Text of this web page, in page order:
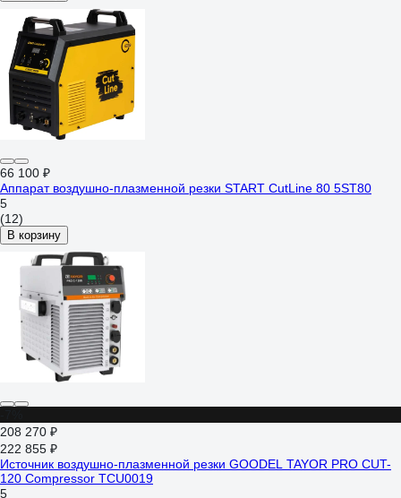
66 100 ₽
Аппарат воздушно-плазменной резки START CutLine 80 5ST80
5
(12)
В корзину
208 270 ₽
222 855 ₽
Источник воздушно-плазменной резки GOODEL TAYOR PRO CUT-
120 Compressor TCU0019
5